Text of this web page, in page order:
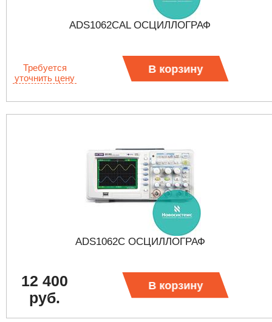
ADS1062CAL ОСЦИЛЛОГРАФ
Требуется
уточнить цену
В корзину
ADS1062C ОСЦИЛЛОГРАФ
12 400
руб.
В корзину